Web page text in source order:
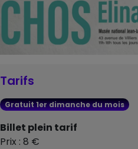
Tarifs
Gratuit 1er dimanche du mois
Billet plein tarif
Prix : 8 €